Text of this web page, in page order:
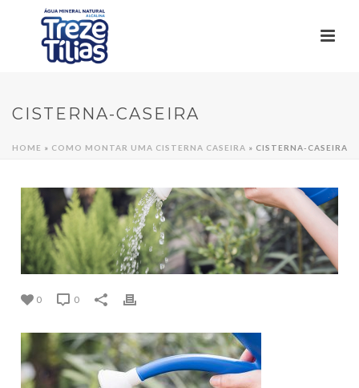
CISTERNA-CASEIRA
HOME » COMO MONTAR UMA CISTERNA CASEIRA » CISTERNA-CASEIRA
0 0